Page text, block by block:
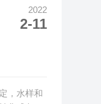
行检测、
检测报
菌群/大肠
2022
2-11
，水样和